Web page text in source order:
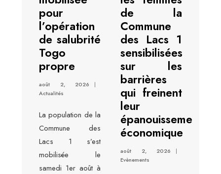
pour
l’opération
de salubrité
Togo
propre
août 2, 2026
|
Actualités
La population de la
Commune des
Lacs 1 s’est
mobilisée le
samedi 1er août à
de la
Commune
des Lacs 1
sensibilisées
sur les
barrières
qui freinent
leur
épanouissement
économique
août 2, 2026
|
Evènements